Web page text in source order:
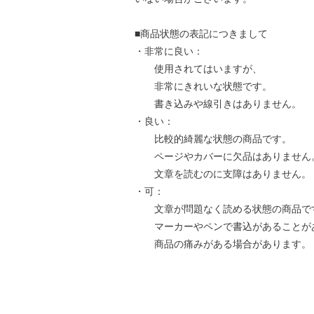
■商品状態の表記につきまして
・非常に良い：
使用されてはいますが、
非常にきれいな状態です。
書き込みや線引きはありません。
・良い：
比較的綺麗な状態の商品です。
ページやカバーに欠品はありません
文章を読むのに支障はありません。
・可：
文章が問題なく読める状態の商品で
マーカーやペンで書込があることが
商品の痛みがある場合があります。